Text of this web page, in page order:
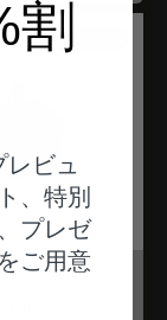
ドイツからの発送
ガジェット
割
ビュ
、特別
プレゼ
ご用意